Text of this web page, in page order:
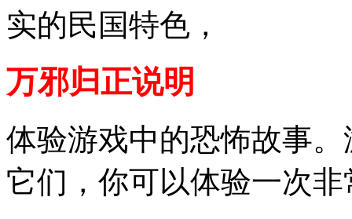
实的民国特色，
万邪归正说明
体验游戏中的恐怖故事
它们，你可以体验一次